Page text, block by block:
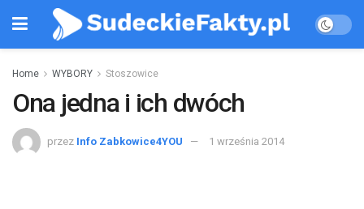
Home WYBORY Stoszowice
Ona jedna i ich dwóch
przez Info Zabkowice4YOU 1 września 2014